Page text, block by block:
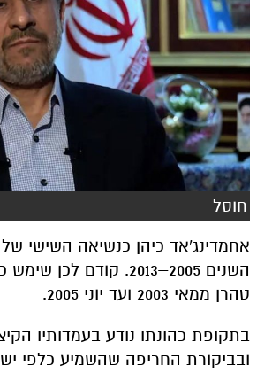
חוסל
אחמדינג'אד כיהן כנשיאה השישי של
השנים 2005–2013. קודם
טהרן ממאי 2003 ועד יוני 2005.
בתקופת כהונתו נודע בעמדותיו
ובביקורת החריפה שהשמיע כלפי